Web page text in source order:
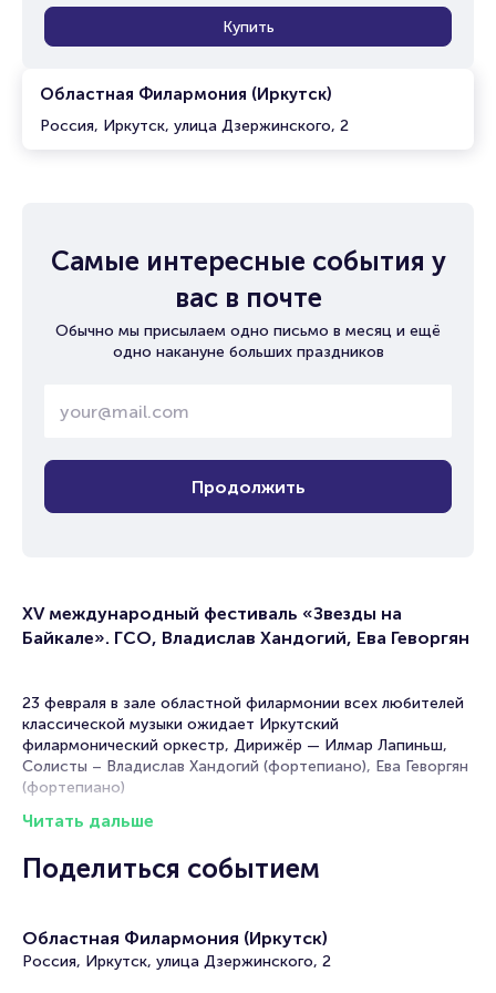
Областная Филармония (Иркутск)
Россия, Иркутск, улица Дзержинского, 2
Купить
Самые интересные события у
вас в почте
Обычно мы присылаем одно письмо в месяц и ещё
одно накануне больших праздников
Продолжить
XV международный фестиваль «Звезды на
Байкале». ГСО, Владислав Хандогий, Ева Геворгян
23 февраля в зале областной филармонии всех любителей
классической музыки ожидает Иркутский
филармонический оркестр, Дирижёр — Илмар Лапиньш,
Солисты – Владислав Хандогий (фортепиано), Ева Геворгян
(фортепиано)
В программе концерта прозвучат фрагменты произведения
Музыканты часто гастролируют, давая концерты не только
СНГ.
Часто оркестр своей игрой сопровождает театральные
Читать дальше
Поделиться событием
Областная Филармония (Иркутск)
Россия, Иркутск, улица Дзержинского, 2